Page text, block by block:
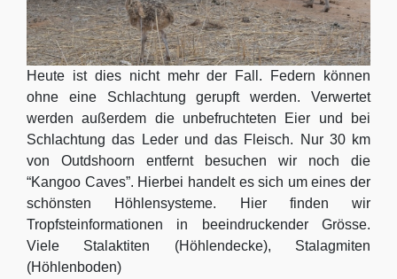
Heute ist dies nicht mehr der Fall. Federn können
ohne eine Schlachtung gerupft werden. Verwertet
werden außerdem die unbefruchteten Eier und bei
Schlachtung das Leder und das Fleisch. Nur 30 km
von Outdshoorn entfernt besuchen wir noch die
“Kangoo Caves”. Hierbei handelt es sich um eines der
schönsten Höhlensysteme. Hier finden wir
Tropfsteinformationen in beeindruckender Grösse.
Viele Stalaktiten (Höhlendecke), Stalagmiten
(Höhlenboden)